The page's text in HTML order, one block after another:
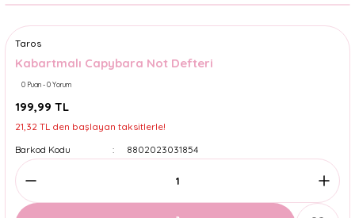
Taros
Kabartmalı Capybara Not Defteri
0 Puan - 0 Yorum
199,99 TL
21,32 TL den başlayan taksitlerle!
Barkod Kodu
8802023031854